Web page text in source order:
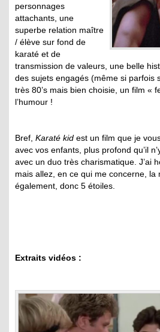
personnages
attachants, une
superbe relation maître
/ élève sur fond de
karaté et de
transmission de valeurs, une belle
des sujets engagés (même si parfois
très 80’s mais bien choisie, un film «
l’humour !
Bref, Karaté kid est un film que je
avec vos enfants, plus profond qu’il
avec un duo très charismatique. J’ai
mais allez, en ce qui me concerne, la
également, donc 5 étoiles.
Extraits vidéos :